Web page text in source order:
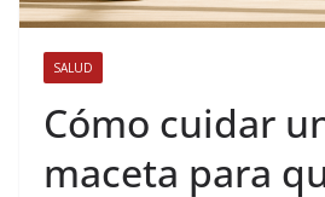
SALUD
Cómo cuidar
maceta para